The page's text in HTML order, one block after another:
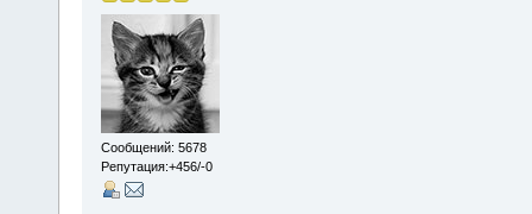
Сообщений: 5678
Репутация:+456/-0